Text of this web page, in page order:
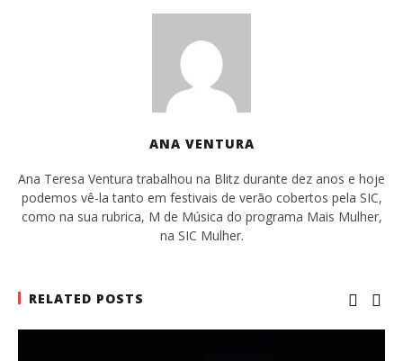
ANA VENTURA
Ana Teresa Ventura trabalhou na Blitz durante dez anos e hoje
podemos vê-la tanto em festivais de verão cobertos pela SIC,
como na sua rubrica, M de Música do programa Mais Mulher,
na SIC Mulher.
RELATED POSTS